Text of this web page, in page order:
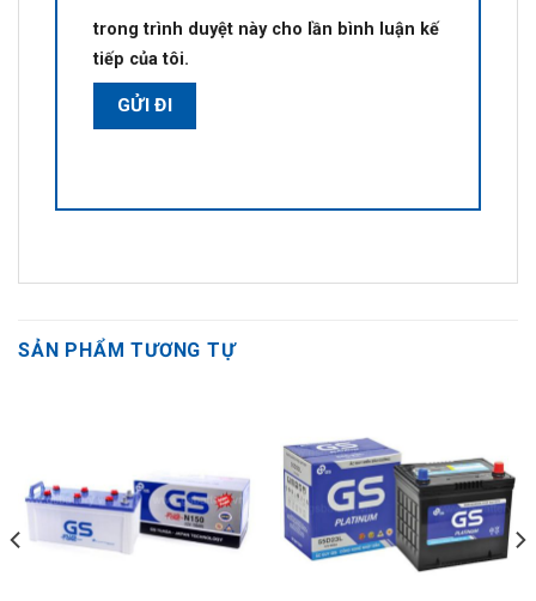
trong trình duyệt này cho lần bình luận kế
tiếp của tôi.
SẢN PHẨM TƯƠNG TỰ